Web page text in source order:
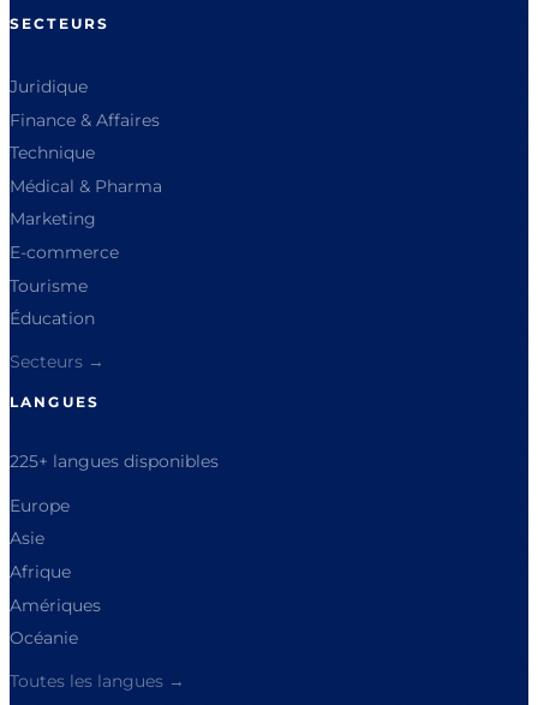
SECTEURS
Juridique
Finance & Affaires
Technique
Médical & Pharma
Marketing
E-commerce
Tourisme
Éducation
Secteurs →
LANGUES
225+ langues disponibles
Europe
Asie
Afrique
Amériques
Océanie
Toutes les langues →